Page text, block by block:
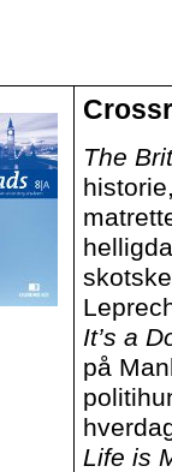
The
It’s a
på
Life is